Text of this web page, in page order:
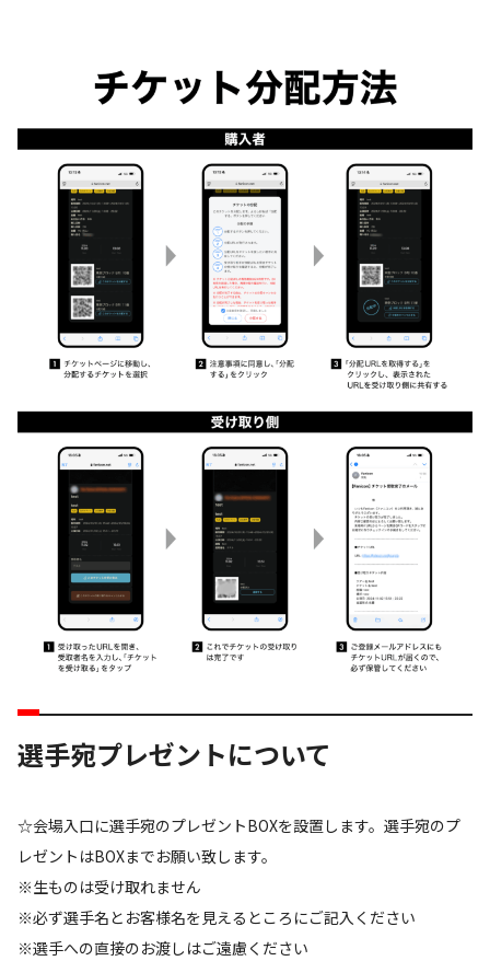
選手宛プレゼントについて
☆会場入口に選手宛のプレゼントBOXを設置します。選手宛のプ
レゼントはBOXまでお願い致します。
※生ものは受け取れません
※必ず選手名とお客様名を見えるところにご記入ください
※選手への直接のお渡しはご遠慮ください